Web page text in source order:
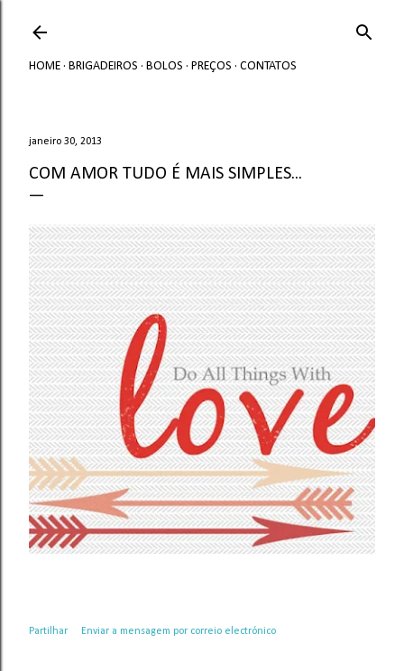
HOME BRIGADEIROS BOLOS PREÇOS CONTATOS
janeiro 30, 2013
COM AMOR TUDO É MAIS SIMPLES...
Partilhar Enviar a mensagem por correio electrónico